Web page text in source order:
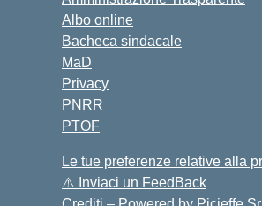
Albo online
Bacheca sindacale
MaD
Privacy
PNRR
PTOF
Le tue preferenze relative alla
⚠️ Inviaci un FeedBack